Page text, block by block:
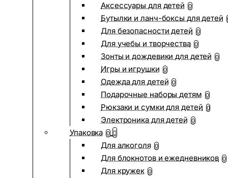
Аксессуары для детей 0
Бутылки и ланч-боксы для детей
Для безопасности детей 0
Для учебы и творчества 0
Зонты и дождевики для детей 0
Игры и игрушки 0
Одежда для детей 0
Подарочные наборы детям 0
Рюкзаки и сумки для детей 0
Электроника для детей 0
Упаковка 0
Для алкоголя 0
Для блокнотов и ежедневников 0
Для кружек 0